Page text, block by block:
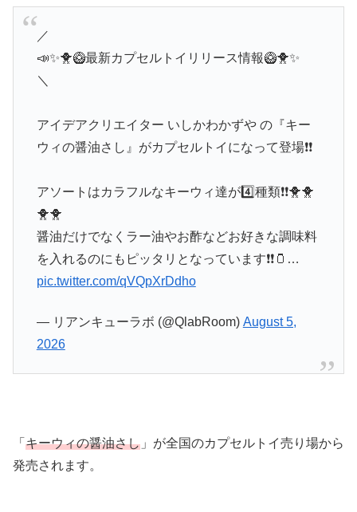
／
📣✨🐥🥝最新カプセルトイリリース情報🥝🐥✨
＼
アイデアクリエイター いしかわかずや の『キー
ウィの醤油さし』がカプセルトイになって登場❗❗
アソートはカラフルなキーウィ達が4️⃣種類❗❗🐥🐥
🐥🐥
醤油だけでなくラー油やお酢などお好きな調味料
を入れるのにもピッタリとなっています❗❗🫙…
pic.twitter.com/qVQpXrDdho
— リアンキューラボ (@QlabRoom) August 5,
2026
「 キーウィの醤油さし 」が全国のカプセルトイ売り場から
発売されます。